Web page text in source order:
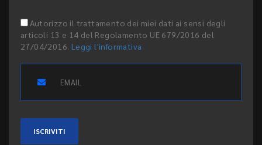
Autorizzo il trattamento dei miei dati ai sensi degli
articoli 13 e 14 del Regolamento UE 679/2016 del
27/04/2016. Leggi l'informativa
ISCRIVITI